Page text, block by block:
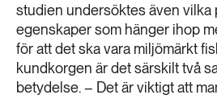
studien undersöktes även vilka
egenskaper som hänger ihop
för att det ska vara miljömärkt
kundkorgen är det särskilt två
betydelse. – Det är viktigt att